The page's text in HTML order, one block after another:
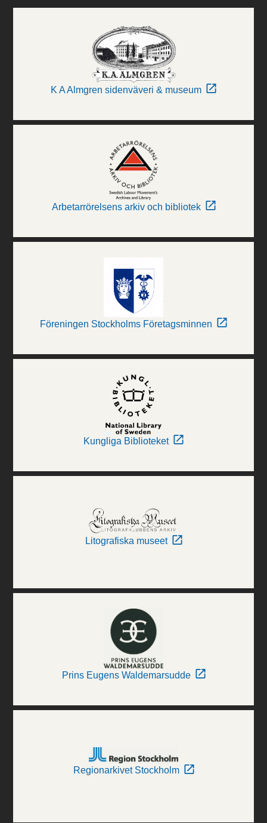
K A Almgren sidenväveri & museum
Arbetarrörelsens arkiv och bibliotek
Föreningen Stockholms Företagsminnen
Kungliga Biblioteket
Litografiska museet
Prins Eugens Waldemarsudde
Regionarkivet Stockholm